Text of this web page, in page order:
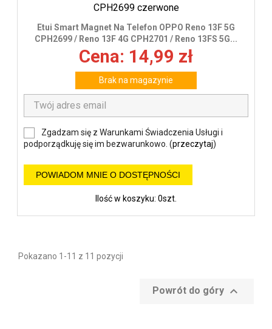
Etui Smart Magnet Na Telefon OPPO Reno 13F 5G
CPH2699 / Reno 13F 4G CPH2701 / Reno 13FS 5G...
Cena: 14,99 zł
Brak na magazynie
Zgadzam się z Warunkami Świadczenia Usługi i
podporządkuję się im bezwarunkowo. (przeczytaj)
POWIADOM MNIE O DOSTĘPNOŚCI
Ilość w koszyku: 0szt.
Pokazano 1-11 z 11 pozycji
Powrót do góry 